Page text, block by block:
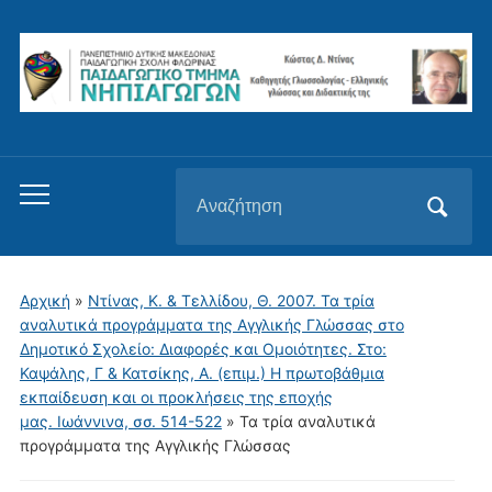
Εναλλαγή
μενού
για
κινητά
για:
Αρχική» Ντίνας, Κ. & Τελλίδου, Θ. 2007. Τα τρία
αναλυτικά προγράμματα της Αγγλικής Γλώσσας στο
Δημοτικό Σχολείο: Διαφορές και Ομοιότητες. Στο:
Καψάλης, Γ & Κατσίκης, Α. (επιμ.) Η πρωτοβάθμια
εκπαίδευση και οι προκλήσεις της εποχής
μας. Ιωάννινα, σσ. 514-522» Τα τρία αναλυτικά
προγράμματα της Αγγλικής Γλώσσας